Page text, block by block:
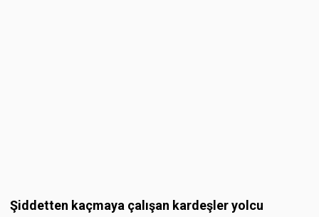
Şiddetten kaçmaya çalışan kardeşler yolcu